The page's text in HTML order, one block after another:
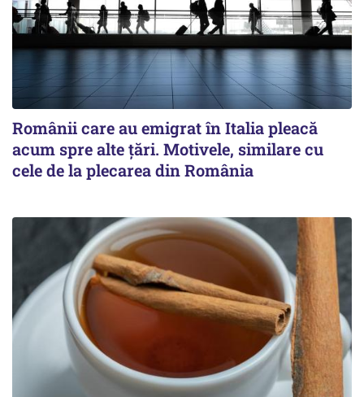
Românii care au emigrat în Italia pleacă
acum spre alte ţări. Motivele, similare cu
cele de la plecarea din România